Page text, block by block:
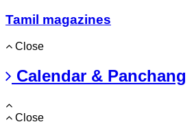
Tamil magazines
Close
Calendar & Panchang
Close